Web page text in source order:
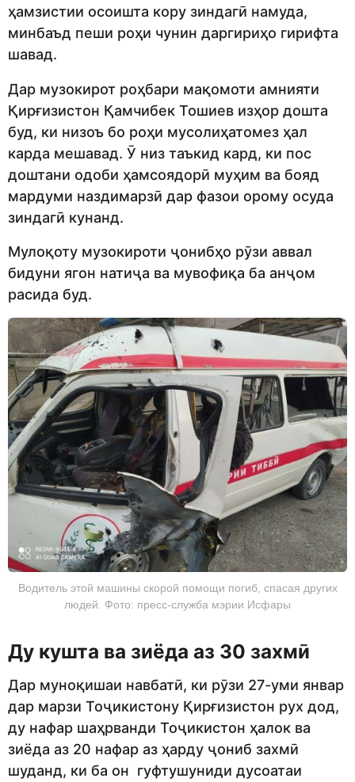
ҳамзистии осоишта кору зиндагӣ намуда,
минбаъд пеши роҳи чунин даргириҳо гирифта
шавад.
Дар музокирот роҳбари мақомоти амнияти
Қирғизистон Қамчибек Тошиев изҳор дошта
буд, ки низоъ бо роҳи мусолиҳатомез ҳал
карда мешавад. Ӯ низ таъкид кард, ки пос
доштани одоби ҳамсоядорӣ муҳим ва бояд
мардуми наздимарзӣ дар фазои орому осуда
зиндагӣ кунанд.
Мулоқоту музокироти ҷонибҳо рӯзи аввал
бидуни ягон натиҷа ва мувофиқа ба анҷом
расида буд.
Водитель этой машины скорой помощи погиб, спасая других
людей. Фото: пресс-служба мэрии Исфары
Ду кушта ва зиёда аз 30 захмӣ
Дар муноқишаи навбатӣ, ки рӯзи 27-уми январ
дар марзи Тоҷикистону Қирғизистон рух дод,
ду нафар шаҳрванди Тоҷикистон ҳалок ва
зиёда аз 20 нафар аз ҳарду ҷониб захмӣ
шуданд, ки ба он гуфтушуниди дусоатаи